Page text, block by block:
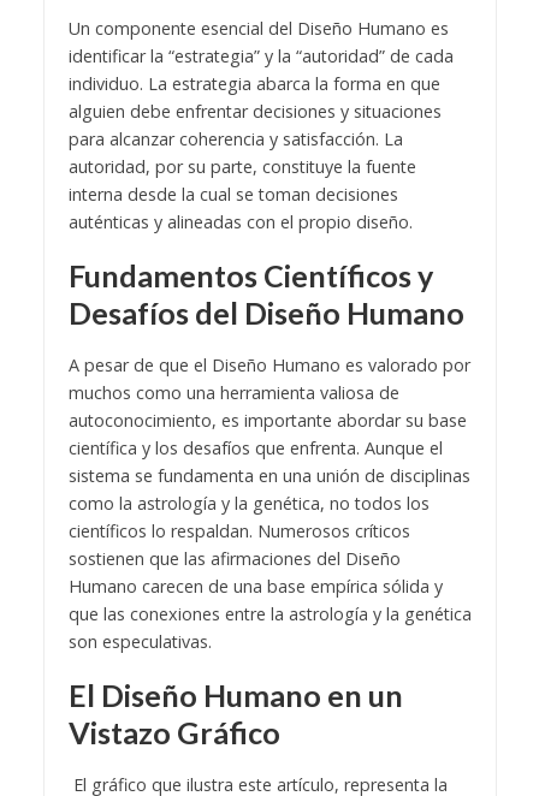
Un componente esencial del Diseño Humano es
identificar la “estrategia” y la “autoridad” de cada
individuo. La estrategia abarca la forma en que
alguien debe enfrentar decisiones y situaciones
para alcanzar coherencia y satisfacción. La
autoridad, por su parte, constituye la fuente
interna desde la cual se toman decisiones
auténticas y alineadas con el propio diseño.
Fundamentos Científicos y
Desafíos del Diseño Humano
A pesar de que el Diseño Humano es valorado por
muchos como una herramienta valiosa de
autoconocimiento, es importante abordar su base
científica y los desafíos que enfrenta. Aunque el
sistema se fundamenta en una unión de disciplinas
como la astrología y la genética, no todos los
científicos lo respaldan. Numerosos críticos
sostienen que las afirmaciones del Diseño
Humano carecen de una base empírica sólida y
que las conexiones entre la astrología y la genética
son especulativas.
El Diseño Humano en un
Vistazo Gráfico
El gráfico que ilustra este artículo, representa la